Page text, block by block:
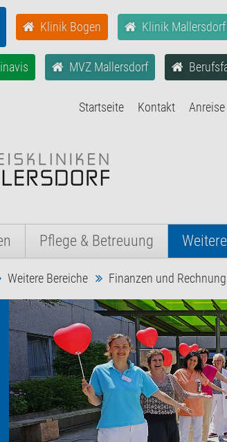
Klinik Bogen Klinik Mallersdorf
MVZ Mallersdorf
Startseite Kontakt Anreise
Pflege & Betreuung
Weitere Bereiche Finanzen und